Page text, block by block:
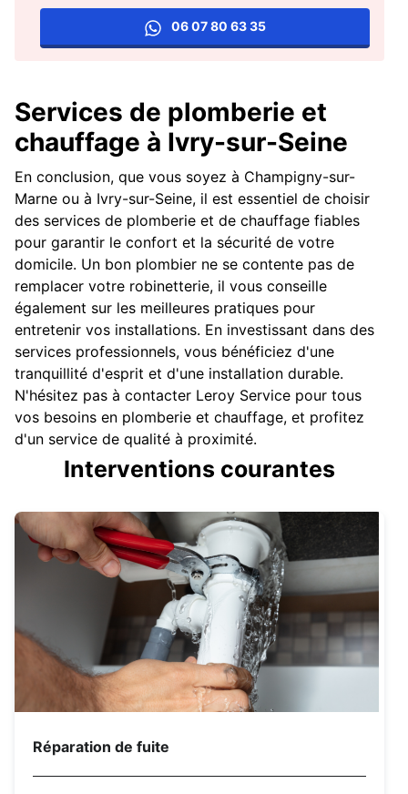
06 07 80 63 35
Services de plomberie et
chauffage à Ivry-sur-Seine
En conclusion, que vous soyez à Champigny-sur-
Marne ou à Ivry-sur-Seine, il est essentiel de choisir
des services de plomberie et de chauffage fiables
pour garantir le confort et la sécurité de votre
domicile. Un bon plombier ne se contente pas de
remplacer votre robinetterie, il vous conseille
également sur les meilleures pratiques pour
entretenir vos installations. En investissant dans des
services professionnels, vous bénéficiez d'une
tranquillité d'esprit et d'une installation durable.
N'hésitez pas à contacter Leroy Service pour tous
vos besoins en plomberie et chauffage, et profitez
d'un service de qualité à proximité.
Interventions courantes
Réparation de fuite